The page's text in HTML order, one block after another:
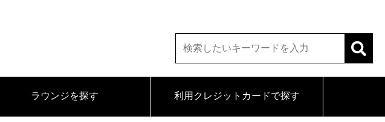
ラウンジを探す 利用クレジットカードで探す